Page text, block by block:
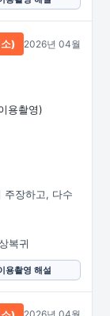
용촬영)
) 2026년 04월
주장하고, 다수
복귀
용촬영 해설